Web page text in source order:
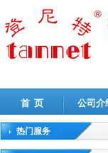
首 页 公司介
热门服务
高新技术企业认定审计|